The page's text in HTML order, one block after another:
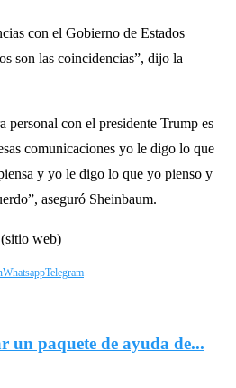
con el Gobierno de Estados
son las coincidencias”, dijo la
personal con el presidente Trump es
comunicaciones yo le digo lo que
y yo le digo lo que yo pienso y
aseguró Sheinbaum.
web)
WhatsappTelegram
un paquete de ayuda de...